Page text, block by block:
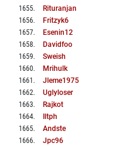
1655. Rituranjan
1656. Fritzyk6
1657. Esenin12
1658. Davidfoo
1659. Sweish
1660. Mrihulk
1661 . Jleme1975
1662. Uglyloser
1663. Rajkot
1664. Iltph
1665. Andste
1666. Jpc96